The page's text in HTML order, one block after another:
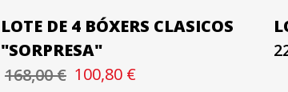
LOTE DE 4 BÓXERS CLASICOS
"SORPRESA"
168,00 € 100,80 €